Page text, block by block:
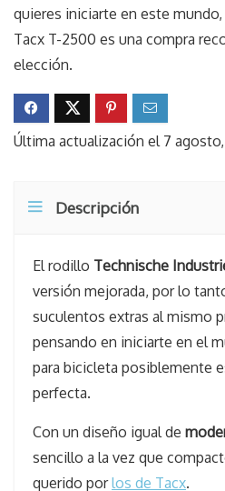
quieres iniciarte en este
Tacx T-2500 es una compra
elección.
Última actualización el 7
Descripción
El rodillo Technische
versión mejorada, por lo
suculentos extras al mismo
pensando en iniciarte en el
para bicicleta posiblemente
perfecta.
Con un diseño igual de
sencillo a la vez que
querido porlos de Tacx.